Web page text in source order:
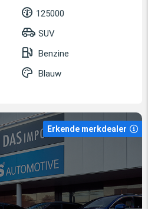
125000
SUV
Benzine
Blauw
Erkende merkdealer